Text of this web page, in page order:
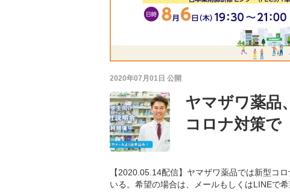
2020年07月01日 公開
ヤマザワ薬品
コロナ対策で
【2020.05.14配信】ヤマザワ薬品では新型コ
いる。希望の場合は、メールもしくはLINEで